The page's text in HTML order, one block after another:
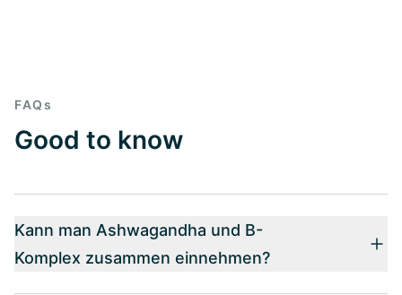
FAQs
Good to know
Kann man Ashwagandha und B-
Komplex zusammen einnehmen?